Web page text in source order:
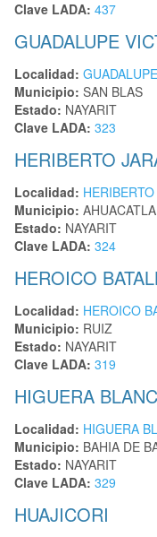
Clave LADA: 437
GUADALUPE
Localidad:
Municipio: SAN BLAS
Estado: NAYARIT
Clave LADA: 323
HERIBERTO
Localidad:
Municipio:
Estado: NAYARIT
Clave LADA: 324
HEROICO
Localidad: HEROICO
Municipio: RUIZ
Estado: NAYARIT
Clave LADA: 319
HIGUERA
Localidad: HIGUERA
Municipio: BAHIA DE
Estado: NAYARIT
Clave LADA: 329
HUAJICORI